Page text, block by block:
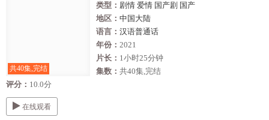
共40集,完结
类型： 剧情 爱情 国产剧 国产
地区： 中国大陆
语言： 汉语普通话
年份： 2021
片长： 1小时25分钟
集数： 共40集,完结
评分： 10.0分
在线观看